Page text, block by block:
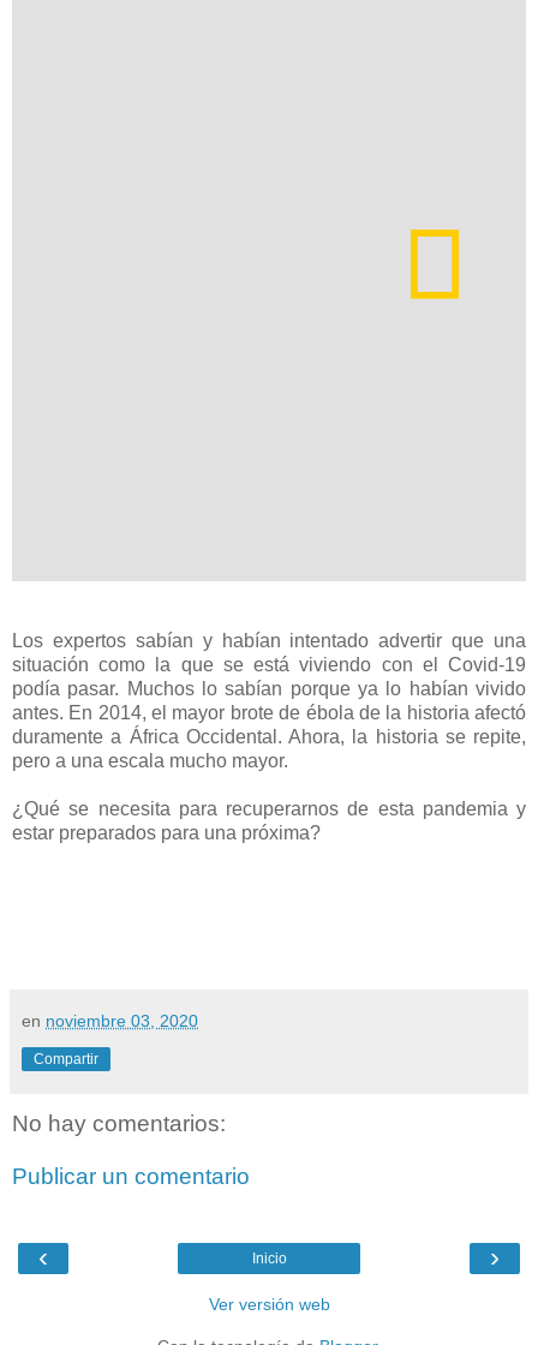
Los expertos sabían y habían intentado advertir que una
situación como la que se está viviendo con el Covid-19
podía pasar. Muchos lo sabían porque ya lo habían vivido
antes. En 2014, el mayor brote de ébola de la historia afectó
duramente a África Occidental. Ahora, la historia se repite,
pero a una escala mucho mayor.
¿Qué se necesita para recuperarnos de esta pandemia y
estar preparados para una próxima?
en noviembre 03, 2020
Compartir
No hay comentarios:
Publicar un comentario
‹ ›
Inicio
Ver versión web